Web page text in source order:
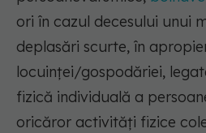
ori în cazul decesului unui
deplasări scurte, în
locuinței/gospodăriei,
fizică individuală a
oricăror activități fizice